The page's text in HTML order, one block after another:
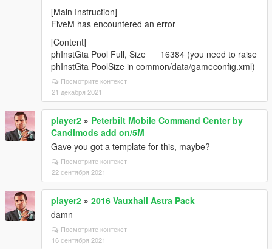
[Main Instruction]
FiveM has encountered an error
[Content]
phInstGta Pool Full, Size == 16384 (you need to raise
phInstGta PoolSize in common/data/gameconfig.xml)
Посмотрите контекст
21 декабря 2021
player2 » Peterbilt Mobile Command Center by
Candimods add on/5M
Gave you got a template for this, maybe?
Посмотрите контекст
22 сентября 2021
player2 » 2016 Vauxhall Astra Pack
damn
Посмотрите контекст
16 сентября 2021